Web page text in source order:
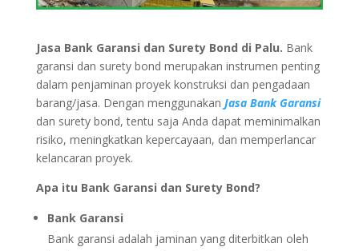
Jasa Bank Garansi dan Surety Bond di Palu. Bank
garansi dan surety bond merupakan instrumen penting
dalam penjaminan proyek konstruksi dan pengadaan
barang/jasa. Dengan menggunakan Jasa Bank Garansi
dan surety bond, tentu saja Anda dapat meminimalkan
risiko, meningkatkan kepercayaan, dan memperlancar
kelancaran proyek.
Apa itu Bank Garansi dan Surety Bond?
Bank Garansi
Bank garansi adalah jaminan yang diterbitkan oleh